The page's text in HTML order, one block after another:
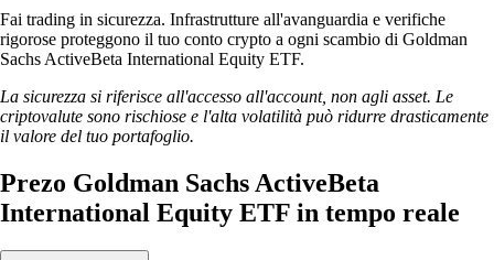
Fai trading in sicurezza. Infrastrutture all'avanguardia e verifiche
rigorose proteggono il tuo conto crypto a ogni scambio di Goldman
Sachs ActiveBeta International Equity ETF.
La sicurezza si riferisce all'accesso all'account, non agli asset. Le
criptovalute sono rischiose e l'alta volatilità può ridurre drasticamente
il valore del tuo portafoglio.
Prezo Goldman Sachs ActiveBeta
International Equity ETF in tempo reale